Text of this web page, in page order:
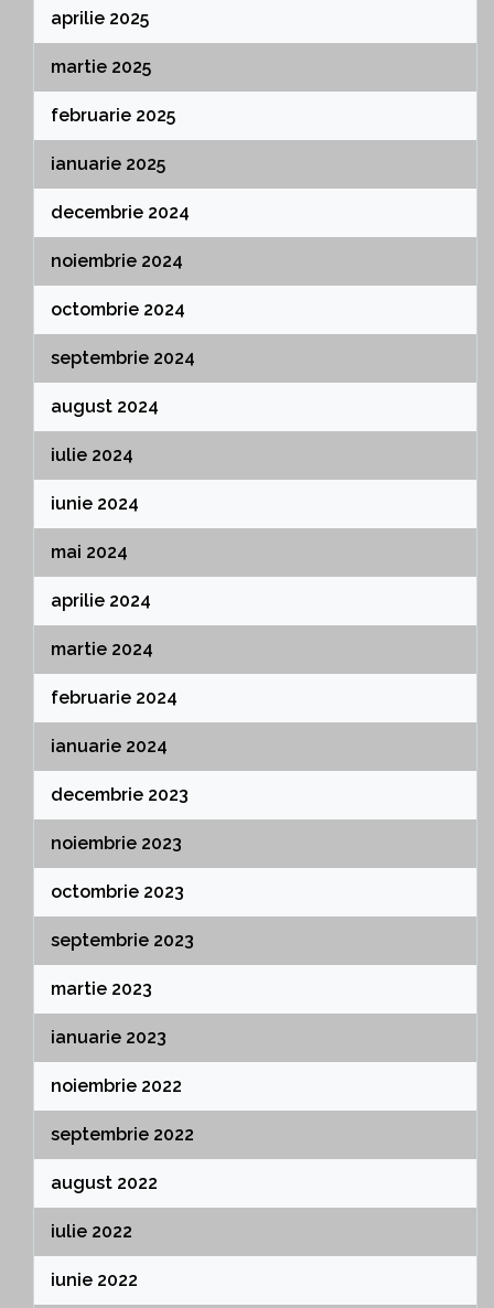
aprilie 2025
martie 2025
februarie 2025
ianuarie 2025
decembrie 2024
noiembrie 2024
octombrie 2024
septembrie 2024
august 2024
iulie 2024
iunie 2024
mai 2024
aprilie 2024
martie 2024
februarie 2024
ianuarie 2024
decembrie 2023
noiembrie 2023
octombrie 2023
septembrie 2023
martie 2023
ianuarie 2023
noiembrie 2022
septembrie 2022
august 2022
iulie 2022
iunie 2022